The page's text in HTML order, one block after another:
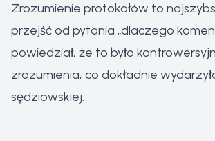
Zrozumienie protokołów to
przejść od pytania „dlaczego
powiedział, że to było
zrozumienia, co dokładnie
sędziowskiej.